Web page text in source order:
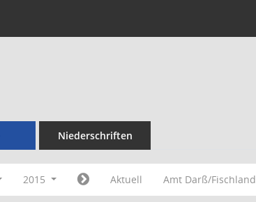
Niederschriften
2015 Aktuell Amt Darß/Fischland